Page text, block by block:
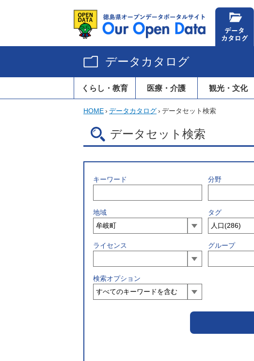
データカタログ
くらし・教育 医療・介護 観光・文化
HOME› データカタログ› データセット検索
データセット検索
キーワード 分野
地域 タグ
ライセンス グループ
検索オプション